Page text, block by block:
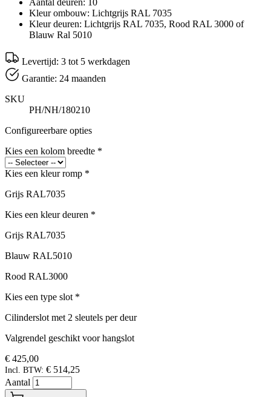
Kleur ombouw: Lichtgrijs RAL 7035
Kleur deuren: Lichtgrijs RAL 7035, Rood RAL 3000 of
Blauw Ral 5010
Levertijd: 3 tot 5 werkdagen
Garantie: 24 maanden
SKU
PH/NH/180210
Configureerbare opties
Kies een kolom breedte *
Kies een kleur romp *
Grijs RAL7035
Kies een kleur deuren *
Grijs RAL7035
Blauw RAL5010
Rood RAL3000
Kies een type slot *
Cilinderslot met 2 sleutels per deur
Valgrendel geschikt voor hangslot
€ 425,00
Incl. BTW: € 514,25
Aantal